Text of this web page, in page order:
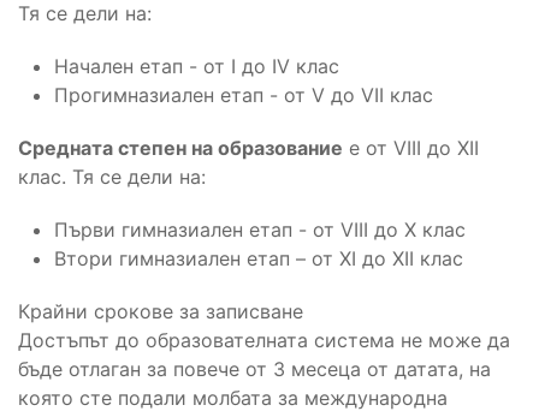
Тя се дели на:
Начален етап - от I до IV клас
Прогимназиален етап - от V до VII клас
Средната степен на образование е от VIII до XII
клас. Тя се дели на:
Първи гимназиален етап - от VIII до Х клас
Втори гимназиален етап – от ХI до ХII клас
Крайни срокове за записване
Достъпът до образователната система не може да
бъде отлаган за повече от 3 месеца от датата, на
която сте подали молбата за международна